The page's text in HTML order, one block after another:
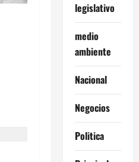
legislativo
medio
ambiente
Nacional
Negocios
Politica